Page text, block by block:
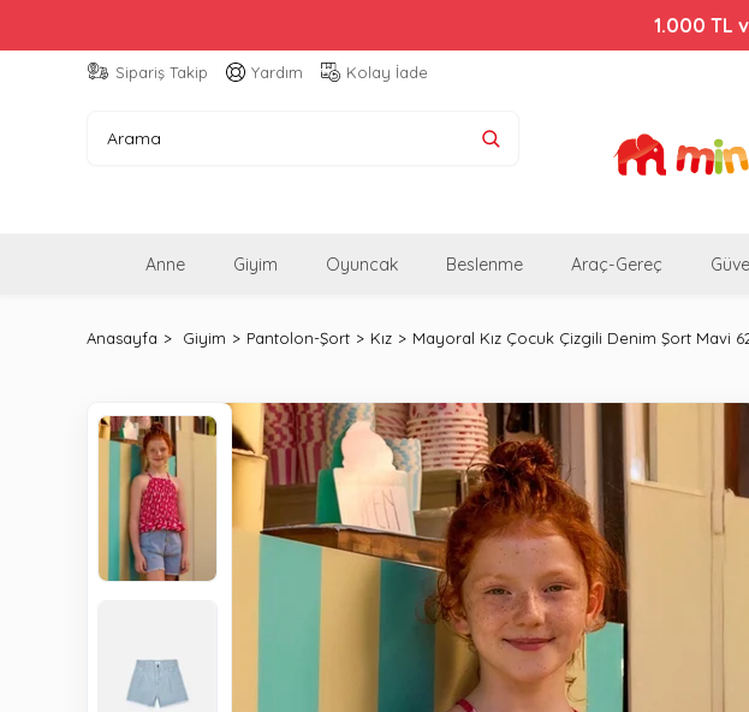
Bebek
Sipariş Takip Yardım Kolay İade
Anne Giyim Oyuncak Beslenme Araç-Gereç
Anasayfa Giyim Pantolon-Şort Kız Mayoral Kız Çocuk Çizgili Denim Şort Mavi